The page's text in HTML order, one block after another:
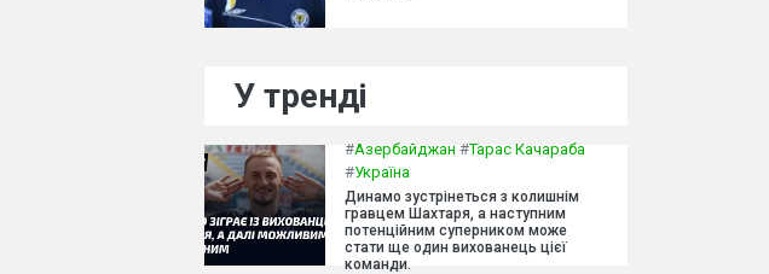
У тренді
#Азербайджан #Тарас Качараба
#Україна
Динамо зустрінеться з колишнім
гравцем Шахтаря, а наступним
потенційним суперником може
стати ще один вихованець цієї
команди.